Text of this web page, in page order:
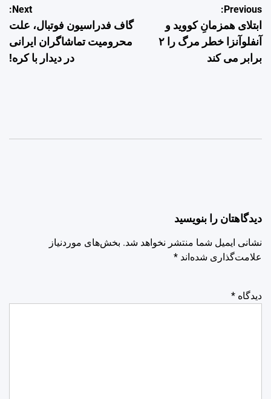
راهبری
نوشته
Previous:
ابتلای همزمانِ کووید و
آنفلوآنزا خطر مرگ را ۲
برابر می کند
Next:
گاف فدراسیون فوتبال، علت
محرومیت تماشاگران ایرانی
در دیدار با کره!
دیدگاهتان را بنویسید
نشانی ایمیل شما منتشر نخواهد شد. بخش‌های موردنیاز
علامت‌گذاری شده‌اند *
دیدگاه *